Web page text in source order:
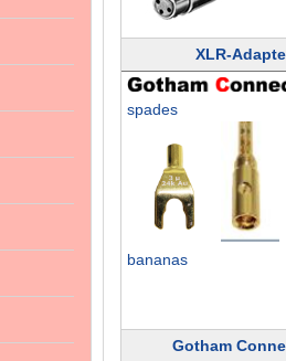
XLR-
spades
bananas
Gotham